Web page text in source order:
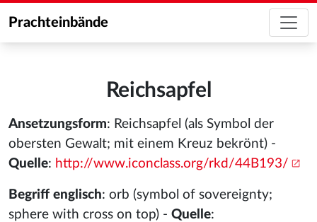
Prachteinbände
Reichsapfel
Ansetzungsform: Reichsapfel (als Symbol der
obersten Gewalt; mit einem Kreuz bekrönt) -
Quelle: http://www.iconclass.org/rkd/44B193/
Begriff englisch: orb (symbol of sovereignty;
sphere with cross on top) - Quelle: